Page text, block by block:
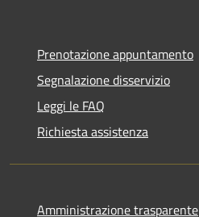
Prenotazione appuntamento
Segnalazione disservizio
Leggi le FAQ
Richiesta assistenza
Amministrazione trasparente